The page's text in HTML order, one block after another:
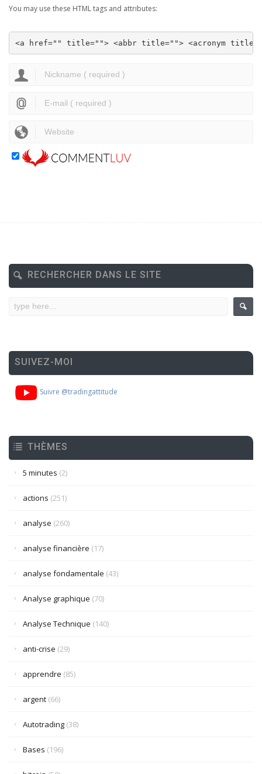
You may use these HTML tags and attributes:
<a href="" title=""> <abbr title=""> <acronym
RECHERCHER DANS LE SITE
SUIVEZ-MOI
Suivre @tradingattitude
THÈMES
5 minutes (2)
actions (251)
analyse (260)
analyse financière (17)
analyse fondamentale (43)
Analyse graphique (70)
Analyse Technique (140)
anti-crise (29)
apprendre (85)
argent (66)
Autotrading (38)
Bases (196)